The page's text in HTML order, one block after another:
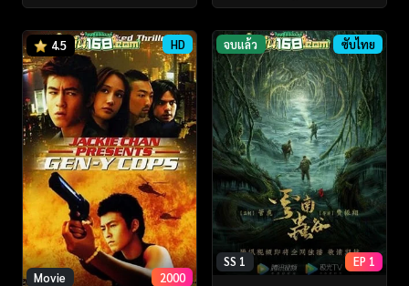
4.5 HD
Movie 2000
จบแล้ว ซับไทย
SS 1 EP 1